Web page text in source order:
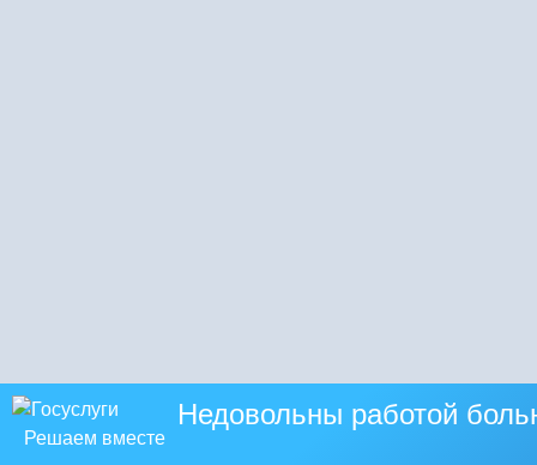
Решаем вместе
Недовольны работой